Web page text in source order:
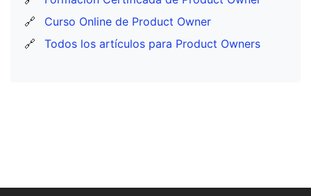
🔗
Curso Online de Product Owner
🔗
Todos los artículos para Product Owners